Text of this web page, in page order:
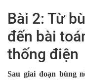
Bài 2: Từ
đến bài
thống điện
Sau giai đoạn bùng